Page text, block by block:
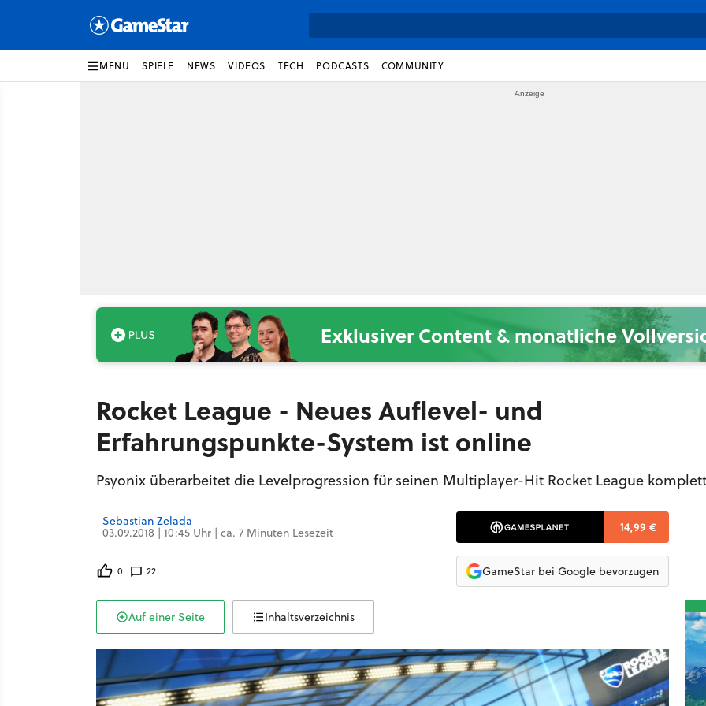
MENU SPIELE NEWS VIDEOS TECH PODCASTS COMMUNITY
Exklusiver Content & monatliche
Rocket League - Neues Auflevel- und
Erfahrungspunkte-System ist online
Psyonix überarbeitet die Levelprogression für seinen Multiplayer-Hit Rocket League
Sebastian Zelada
03.09.2018 | 10:45 Uhr | ca. 7 Minuten Lesezeit
0 22
14,99 €
GameStar bei Google bevorzugen
Auf einer Seite Inhaltsverzeichnis